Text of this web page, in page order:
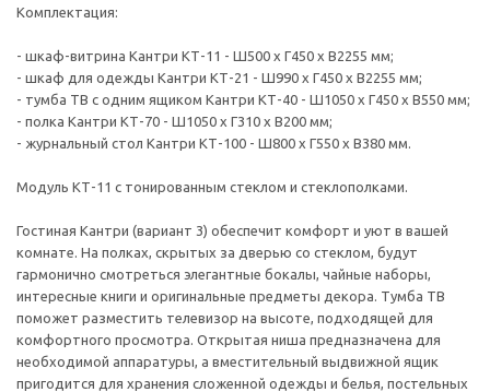
Комплектация:
- шкаф-витрина Кантри КТ-11 - Ш500 х Г450 х В2255 мм;
- шкаф для одежды Кантри КТ-21 - Ш990 х Г450 х В2255 мм;
- тумба ТВ с одним ящиком Кантри КТ-40 - Ш1050 х Г450 х В550 мм;
- полка Кантри КТ-70 - Ш1050 х Г310 х В200 мм;
- журнальный стол Кантри КТ-100 - Ш800 х Г550 х В380 мм.
Модуль КТ-11 с тонированным стеклом и стеклополками.
Гостиная Кантри (вариант 3) обеспечит комфорт и уют в вашей
комнате. На полках, скрытых за дверью со стеклом, будут
гармонично смотреться элегантные бокалы, чайные наборы,
интересные книги и оригинальные предметы декора. Тумба ТВ
поможет разместить телевизор на высоте, подходящей для
комфортного просмотра. Открытая ниша предназначена для
необходимой аппаратуры, а вместительный выдвижной ящик
пригодится для хранения сложенной одежды и белья, постельных